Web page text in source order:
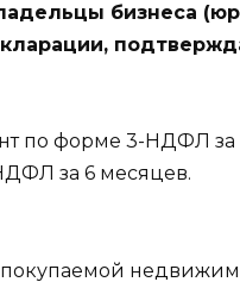
бизнеса
по форме 3-НДФЛ за
за 6 месяцев.